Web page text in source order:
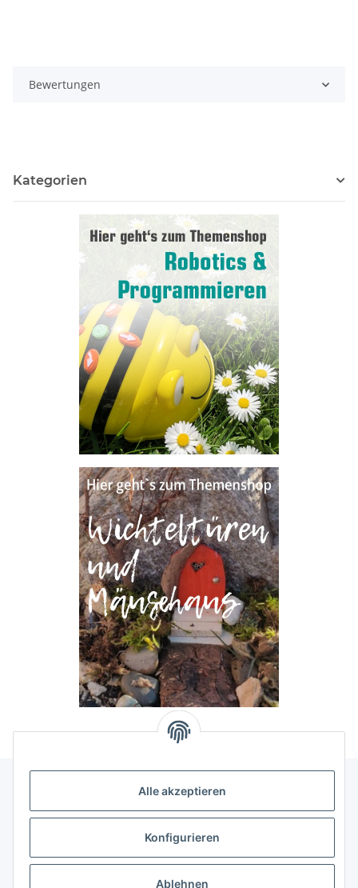
Alle akzeptieren
Konfigurieren
Ablehnen
Bewertungen
Kategorien
Allgemeine Informationen
Rechtliche Infomationen